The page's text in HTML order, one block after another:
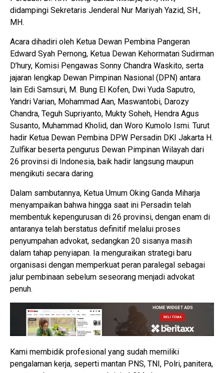
didampingi Sekretaris Jenderal Nur Mariyah Yazid, SH.,
MH.
Acara dihadiri oleh Ketua Dewan Pembina Pangeran
Edward Syah Pernong, Ketua Dewan Kehormatan Sudirman
D’hury, Komisi Pengawas Sonny Chandra Waskito, serta
jajaran lengkap Dewan Pimpinan Nasional (DPN) antara
lain Edi Samsuri, M. Bung El Kofen, Dwi Yuda Saputro,
Yandri Varian, Mohammad Aan, Maswantobi, Darozy
Chandra, Teguh Supriyanto, Mukty Soheh, Hendra Agus
Susanto, Muhammad Kholid, dan Woro Kumolo Ismi. Turut
hadir Ketua Dewan Pembina DPW Persadin DKI Jakarta H.
Zulfikar beserta pengurus Dewan Pimpinan Wilayah dari
26 provinsi di Indonesia, baik hadir langsung maupun
mengikuti secara daring.
Dalam sambutannya, Ketua Umum Oking Ganda Miharja
menyampaikan bahwa hingga saat ini Persadin telah
membentuk kepengurusan di 26 provinsi, dengan enam di
antaranya telah berstatus definitif melalui proses
penyumpahan advokat, sedangkan 20 sisanya masih
dalam tahap penyiapan. Ia menguraikan strategi baru
organisasi dengan memperkuat peran paralegal sebagai
jalur pembinaan sebelum seseorang menjadi advokat
penuh.
Kami membidik profesional yang sudah memiliki
pengalaman kerja, seperti mantan PNS, TNI, Polri, panitera,